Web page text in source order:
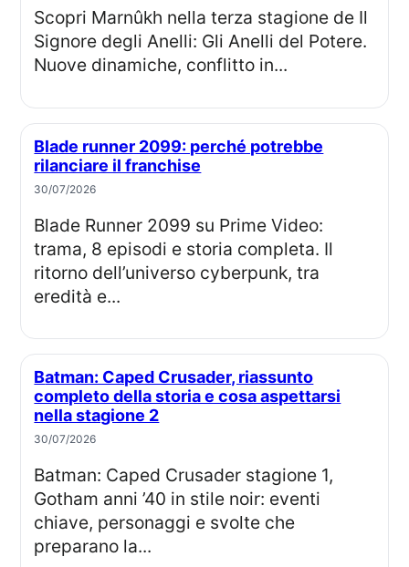
Scopri Marnûkh nella terza stagione de Il
Signore degli Anelli: Gli Anelli del Potere.
Nuove dinamiche, conflitto in...
Blade runner 2099: perché potrebbe
rilanciare il franchise
30/07/2026
Blade Runner 2099 su Prime Video:
trama, 8 episodi e storia completa. Il
ritorno dell’universo cyberpunk, tra
eredità e...
Batman: Caped Crusader, riassunto
completo della storia e cosa aspettarsi
nella stagione 2
30/07/2026
Batman: Caped Crusader stagione 1,
Gotham anni ’40 in stile noir: eventi
chiave, personaggi e svolte che
preparano la...